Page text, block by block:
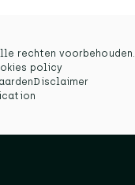
rechten voorbehouden.​
policy
Disclaimer